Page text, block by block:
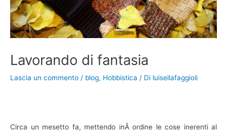
Lavorando di fantasia
Lascia un commento / blog, Hobbistica / Di luisellafaggioli
Circa un mesetto fa, mettendo inÂ ordine le cose inerenti al